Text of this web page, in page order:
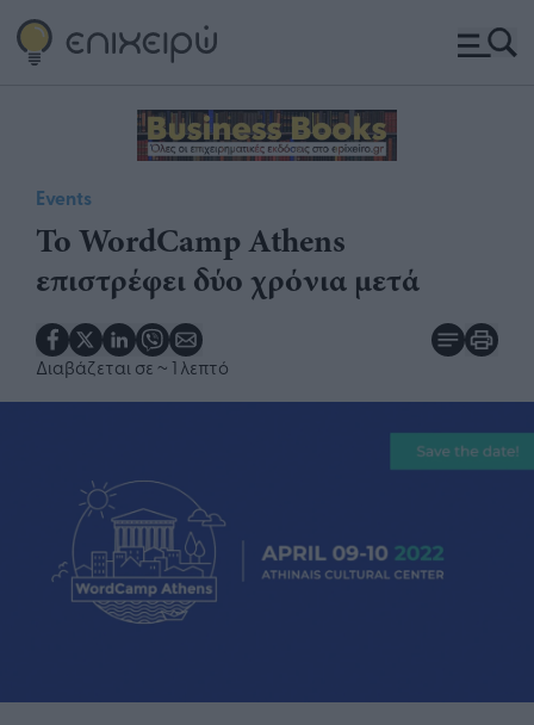
Events
Το WordCamp Athens
επιστρέφει δύο χρόνια μετά
Διαβάζεται σε ~ 1 λεπτό